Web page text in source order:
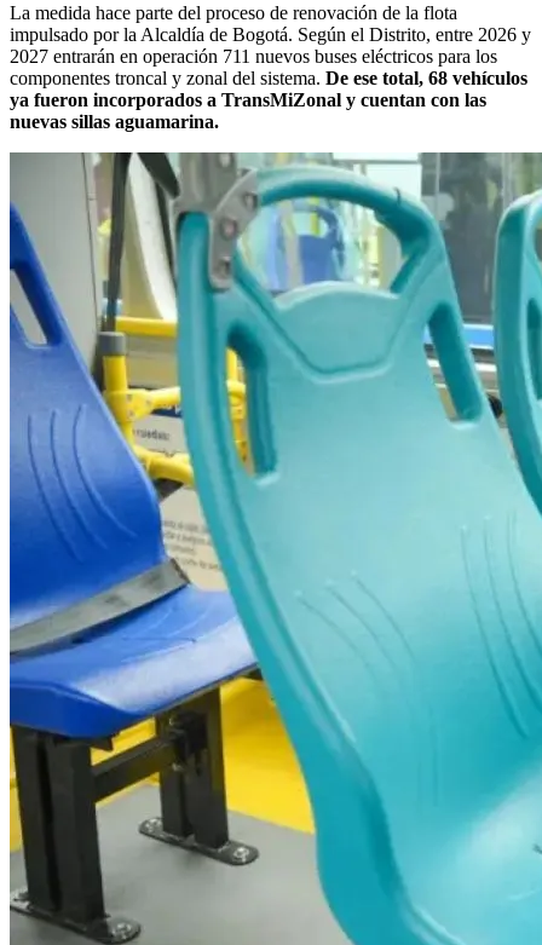
La medida hace parte del proceso de renovación de la flota
impulsado por la Alcaldía de Bogotá. Según el Distrito, entre 2026 y
2027 entrarán en operación 711 nuevos buses eléctricos para los
componentes troncal y zonal del sistema. De ese total, 68 vehículos
ya fueron incorporados a TransMiZonal y cuentan con las
nuevas sillas aguamarina.